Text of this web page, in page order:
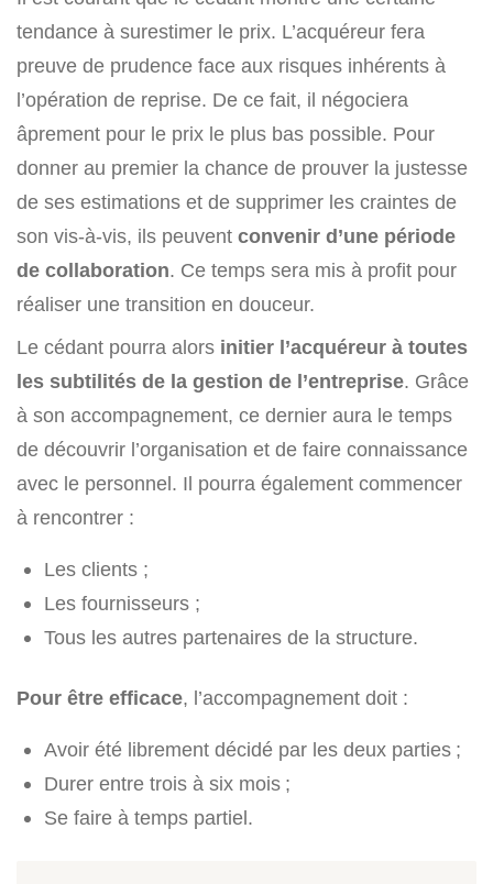
tendance à surestimer le prix. L’acquéreur fera
preuve de prudence face aux risques inhérents à
l’opération de reprise. De ce fait, il négociera
âprement pour le prix le plus bas possible. Pour
donner au premier la chance de prouver la justesse
de ses estimations et de supprimer les craintes de
son vis-à-vis, ils peuvent convenir d’une période
de collaboration. Ce temps sera mis à profit pour
réaliser une transition en douceur.
Le cédant pourra alors initier l’acquéreur à toutes
les subtilités de la gestion de l’entreprise. Grâce
à son accompagnement, ce dernier aura le temps
de découvrir l’organisation et de faire connaissance
avec le personnel. Il pourra également commencer
à rencontrer :
Les clients ;
Les fournisseurs ;
Tous les autres partenaires de la structure.
Pour être efficace, l’accompagnement doit :
Avoir été librement décidé par les deux parties ;
Durer entre trois à six mois ;
Se faire à temps partiel.